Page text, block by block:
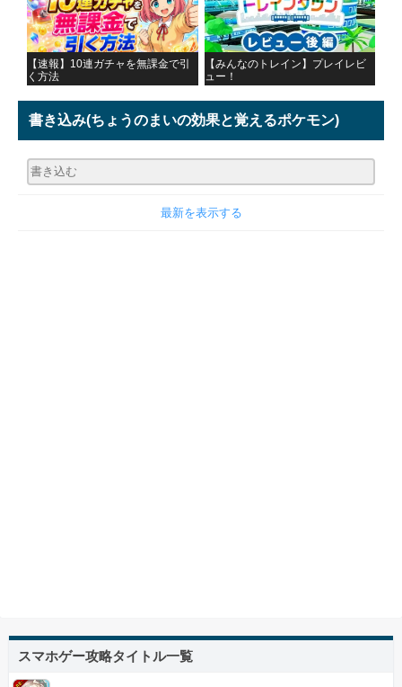
【速報】10連ガチャを無課金で引
く方法
【みんなのトレイン】プレイレビ
ュー！
書き込み(ちょうのまいの効果と覚えるポケモン)
最新を表示する
スマホゲー攻略タイトル一覧